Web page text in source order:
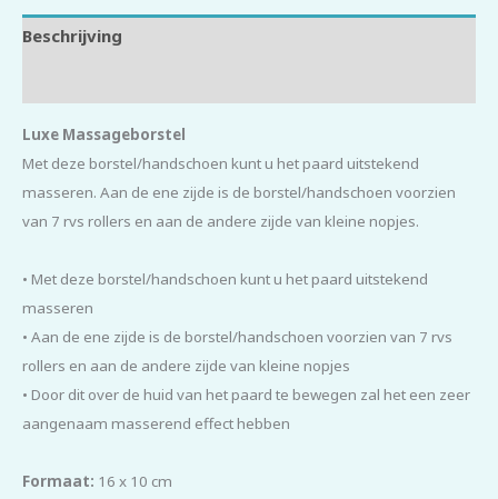
Beschrijving
Luxe Massageborstel
Met deze borstel/handschoen kunt u het paard uitstekend
masseren. Aan de ene zijde is de borstel/handschoen voorzien
van 7 rvs rollers en aan de andere zijde van kleine nopjes.
• Met deze borstel/handschoen kunt u het paard uitstekend
masseren
• Aan de ene zijde is de borstel/handschoen voorzien van 7 rvs
rollers en aan de andere zijde van kleine nopjes
• Door dit over de huid van het paard te bewegen zal het een zeer
aangenaam masserend effect hebben
Formaat: 16 x 10 cm